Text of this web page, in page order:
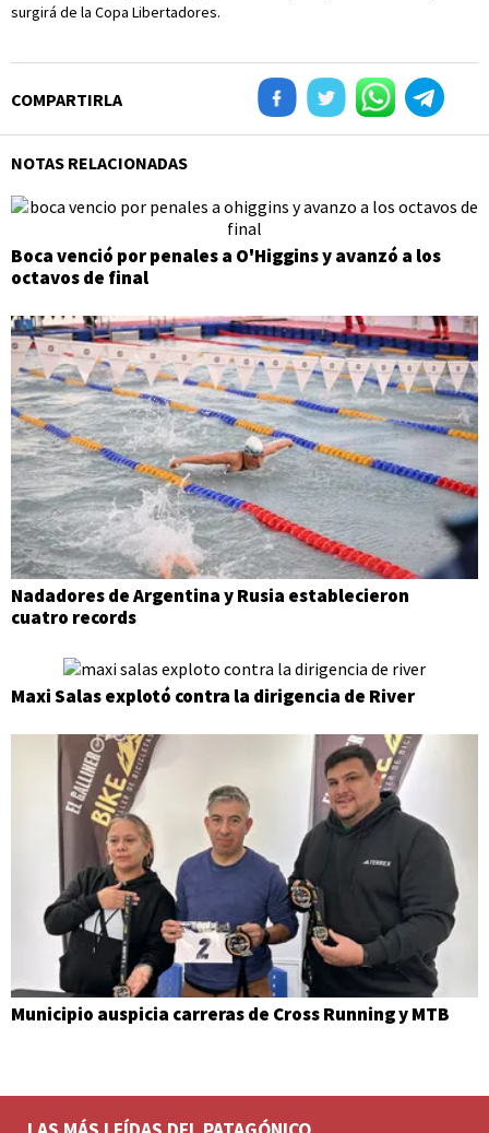
surgirá de la Copa Libertadores.
COMPARTIRLA
NOTAS RELACIONADAS
Boca venció por penales a O'Higgins y avanzó a los
octavos de final
Nadadores de Argentina y Rusia establecieron
cuatro records
Maxi Salas explotó contra la dirigencia de River
Municipio auspicia carreras de Cross Running y MTB